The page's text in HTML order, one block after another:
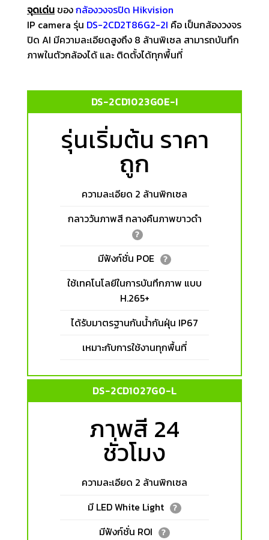
จุดเด่นของกล้องวงจรปิด Hikvision
IP camera รุ่น DS-2CD2T86G2-2I คือ เป็นกล้องวงจร
ปิด AI มีความละเอียดสูงถึง 8 ล้านพิเซล สามารถบันทึก
ภาพในตัวกล้องได้ และ ติดตั้งได้ทุกพื้นที่
DS-2CD1023G0E-I
รุ่นเริ่มต้น ราคา
ถูก
ความละเอียด 2 ล้านพิกเซล
กลาววันภาพสี กลางคืนภาพขาวดำ
?
มีฟังก์ชั่น POE ?
ใช้เทคโนโลยีในการบันทึกภาพ แบบ
H.265+
ได้รับมาตรฐานกันน้ำกันฝุ่น IP67
เหมาะกับการใช้งานทุกพื้นที่
DS-2CD1027G0-L
ภาพสี 24
ชั่วโมง
ความละเอียด 2 ล้านพิกเซล
มี LED White Light
?
มีฟังก์ชั่น ROI ?